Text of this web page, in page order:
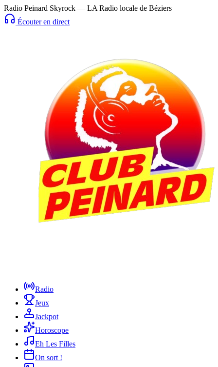
Radio Peinard Skyrock — LA Radio locale de Béziers
Écouter en direct
Radio
Jeux
Jackpot
Horoscope
Eh Les Filles
On sort !